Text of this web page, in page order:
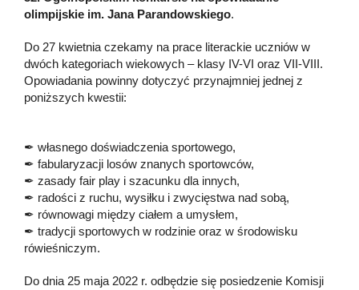
olimpijskie im. Jana Parandowskiego.
Do 27 kwietnia czekamy na prace literackie uczniów w
dwóch kategoriach wiekowych – klasy IV-VI oraz VII-VIII.
Opowiadania powinny dotyczyć przynajmniej jednej z
poniższych kwestii:
✒ własnego doświadczenia sportowego,
✒ fabularyzacji losów znanych sportowców,
✒ zasady fair play i szacunku dla innych,
✒ radości z ruchu, wysiłku i zwycięstwa nad sobą,
✒ równowagi między ciałem a umysłem,
✒ tradycji sportowych w rodzinie oraz w środowisku
rówieśniczym.
Do dnia 25 maja 2022 r. odbędzie się posiedzenie Komisji